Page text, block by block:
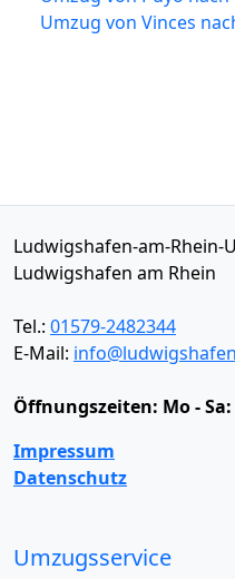
Umzug von Vinces
Ludwigshafen-am-Rhein-
Ludwigshafen am Rhein
Tel.: 01579-2482344
E-Mail:
Öffnungszeiten: Mo -
Impressum
Datenschutz
Umzugsservice